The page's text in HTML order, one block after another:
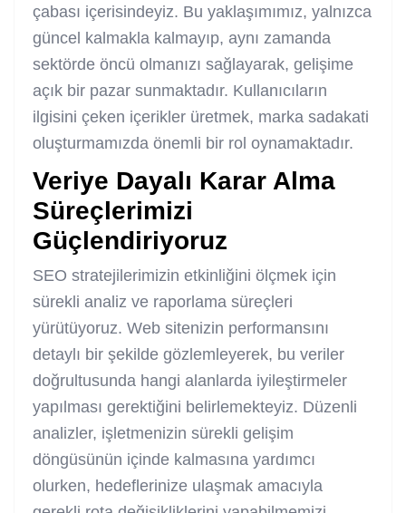
çabası içerisindeyiz. Bu yaklaşımımız, yalnızca
güncel kalmakla kalmayıp, aynı zamanda
sektörde öncü olmanızı sağlayarak, gelişime
açık bir pazar sunmaktadır. Kullanıcıların
ilgisini çeken içerikler üretmek, marka sadakati
oluşturmamızda önemli bir rol oynamaktadır.
Veriye Dayalı Karar Alma
Süreçlerimizi
Güçlendiriyoruz
SEO stratejilerimizin etkinliğini ölçmek için
sürekli analiz ve raporlama süreçleri
yürütüyoruz. Web sitenizin performansını
detaylı bir şekilde gözlemleyerek, bu veriler
doğrultusunda hangi alanlarda iyileştirmeler
yapılması gerektiğini belirlemekteyiz. Düzenli
analizler, işletmenizin sürekli gelişim
döngüsünün içinde kalmasına yardımcı
olurken, hedeflerinize ulaşmak amacıyla